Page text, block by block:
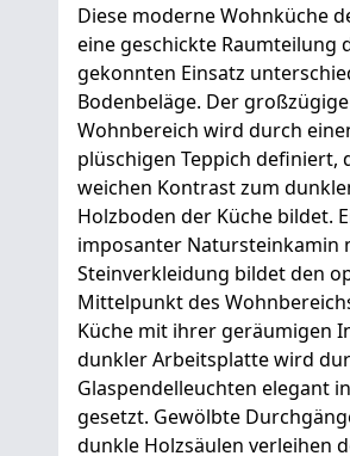
Diese moderne Wohnküche
eine geschickte Raumteilung
gekonnten Einsatz
Bodenbeläge. Der großzügige
Wohnbereich wird durch
plüschigen Teppich definiert,
weichen Kontrast zum
Holzboden der Küche bildet.
imposanter Natursteinkamin
Steinverkleidung bildet den
Mittelpunkt des
Küche mit ihrer geräumigen
dunkler Arbeitsplatte wird
Glaspendelleuchten elegant
gesetzt. Gewölbte
dunkle Holzsäulen verleihen